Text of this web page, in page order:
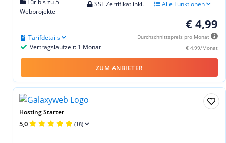
Webprojekte
SSL Zertifikat inkl. Alle Funktionen
€ 4,99
Durchschnittspreis pro Monat
€ 4,99/Monat
Vertragslaufzeit: 1 Monat
Tarifdetails
ZUM ANBIETER
Hosting Starter
5,0 (18)